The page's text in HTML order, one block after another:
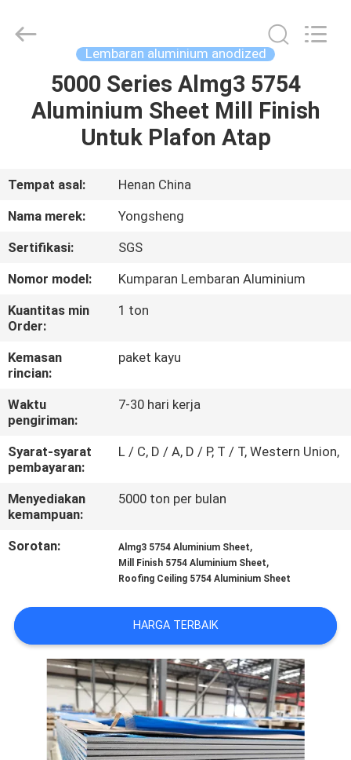
RUMAH
PRODUK
TENTANG
KAMI
TUR
PABRIK
KONTROL
KUALITAS
HUBUNGI
KAMI
BERITA
KASUS
PENAWARAN
SITEMAP
KEBIJAKAN
PRIVASI
Industry
Co.,Ltd..
Lembaran aluminium anodized
5000 Series Almg3 5754
Aluminium Sheet Mill Finish
Untuk Plafon Atap
Tempat asal:
Henan China
Nama merek:
Yongsheng
Sertifikasi:
SGS
Nomor model:
Kumparan Lembaran Aluminium
Kuantitas min
Order:
1 ton
Kemasan
rincian:
paket kayu
Waktu
pengiriman:
7-30 hari kerja
Syarat-syarat
pembayaran:
L / C, D / A, D / P, T / T, Western Union,
Menyediakan
kemampuan:
5000 ton per bulan
Sorotan: Almg3 5754 Aluminium Sheet,
Mill Finish 5754 Aluminium Sheet,
Roofing Ceiling 5754 Aluminium Sheet
HARGA TERBAIK